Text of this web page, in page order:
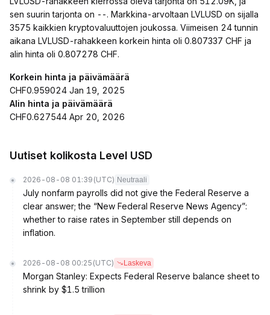
sen suurin tarjonta on --. Markkina-arvoltaan LVLUSD on sijalla
3575 kaikkien kryptovaluuttojen joukossa. Viimeisen 24 tunnin
aikana LVLUSD-rahakkeen korkein hinta oli 0.807337 CHF ja
alin hinta oli 0.807278 CHF.
Korkein hinta ja päivämäärä
CHF0.959024 Jan 19, 2025
Alin hinta ja päivämäärä
CHF0.627544 Apr 20, 2026
Uutiset kolikosta Level USD
2026-08-08 01:39 (UTC) Neutraali
July nonfarm payrolls did not give the Federal Reserve a
clear answer; the “New Federal Reserve News Agency”:
whether to raise rates in September still depends on
inflation.
2026-08-08 00:25 (UTC) Laskeva
Morgan Stanley: Expects Federal Reserve balance sheet to
shrink by $1.5 trillion